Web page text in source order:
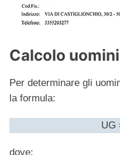
Calcolo
Per determinare gli
la formula:
UG
dove: